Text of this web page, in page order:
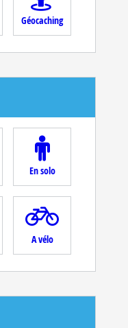
Géocaching
En solo
A vélo